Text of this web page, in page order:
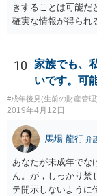
きすることは可能だ
確実な情報が得られ
10
家族でも、
いです。可
#成年後見(生前の財産管理
2019年4月12日
馬場 龍行 弁
あなたが未成年でな
ん。が，しっかり禁
テ開示しないように